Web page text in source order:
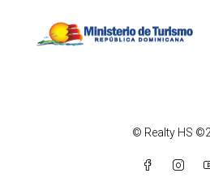
© Realty HS